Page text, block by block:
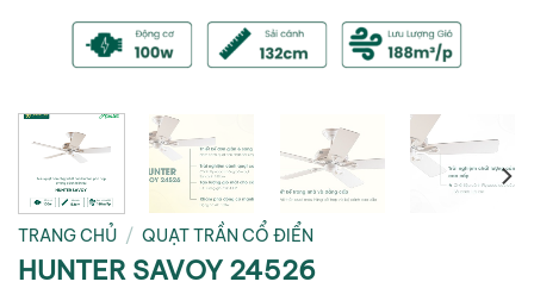
TRANG CHỦ / QUẠT TRẦN CỔ ĐIỂN
HUNTER SAVOY 24526